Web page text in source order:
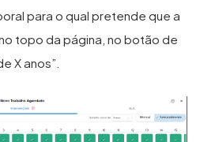
para o qual pretende que a
topo da página, no botão de
X anos”.